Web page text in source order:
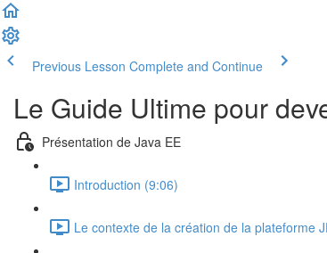
Previous Lesson Complete and Continue
Le Guide Ultime pour
Présentation de Java EE
Introduction (9:06)
Le contexte de la création de la plateforme